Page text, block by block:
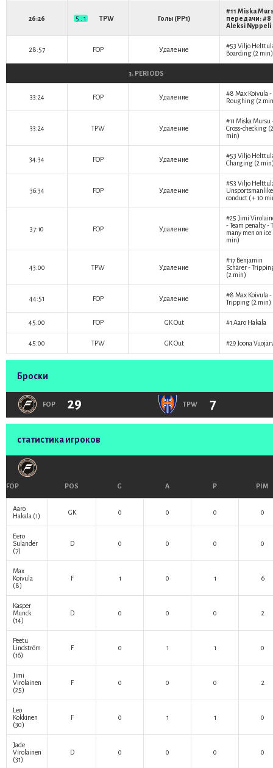
26:26 5 : 1 TPW Голы (PP1)
#11 Miska
передачи: #8
Aleksi Nyppeli
28:57 FOP Удаление #53 Viljo
Boarding (2 min)
3. PERIODS
33:24 FOP Удаление #8 Max Koivula -
Roughing (2
33:24 TPW Удаление
#11 Miska Mursu
Cross-checking (2
min)
34:34 FOP Удаление #53 Viljo
Charging (2
36:34 FOP Удаление
#53 Viljo
Unsportsmanlike
conduct ( + 10
37:10 FOP Удаление
#25 Jimi
- Team penalty -
many men on ice
min)
43:00 TPW Удаление
#17 Benjamin
Schärer-
(2 min)
44:51 FOP Удаление #8 Max Koivula -
Tripping (2 min)
45:00 FOP GK Out #1 Aaro Hakala
45:00 TPW GK Out #29Joona
Броски
FOP 29 TPW 7
статистика игроков
FOP POS G A P PIM
Aaro
Hakala (1) GK 0 0 0 0
Eero
Sulander
(7)
D 0 0 0 0
Max
Koivula
(8)
F 1 0 1 6
Kasper
Munck
(14)
D 0 0 0 2
Peetu
Lindström
(16)
F 0 1 1 0
Jimi
Virolainen
(25)
F 0 0 0 2
Leo
Kokkinen
(30)
F 0 1 1 0
Jade
Virolainen
(31)
D 0 0 0 0